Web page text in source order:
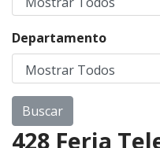
Departamento
428 Feria